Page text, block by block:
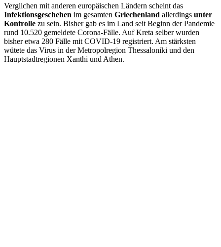
Verglichen mit anderen europäischen Ländern scheint das
Infektionsgeschehen im gesamten Griechenland allerdings unter
Kontrolle zu sein. Bisher gab es im Land seit Beginn der Pandemie
rund 10.520 gemeldete Corona-Fälle. Auf Kreta selber wurden
bisher etwa 280 Fälle mit COVID-19 registriert. Am stärksten
wütete das Virus in der Metropolregion Thessaloniki und den
Hauptstadtregionen Xanthi und Athen.